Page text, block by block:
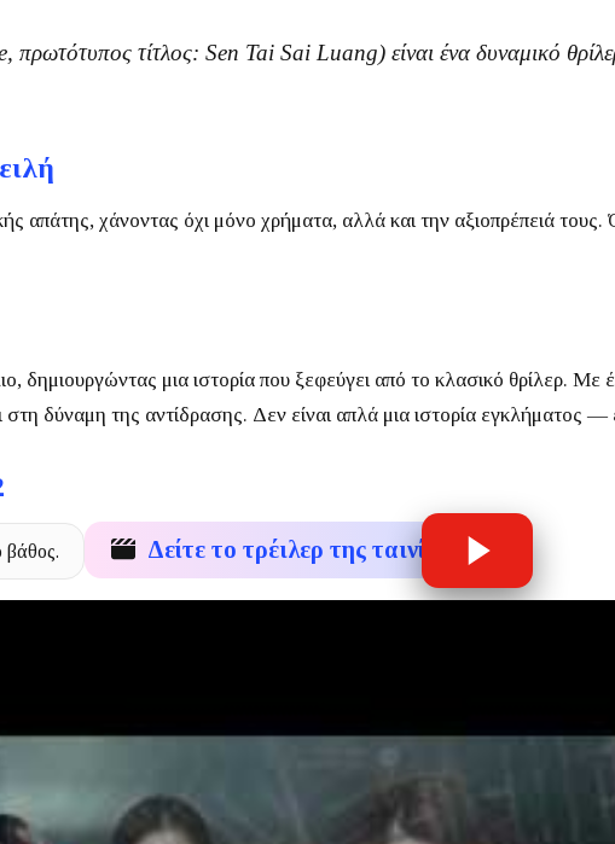
, πρωτότυπος τίτλος: Sen Tai Sai Luang) είναι ένα δυναμικό
απάτης, χάνοντας όχι μόνο χρήματα, αλλά και την αξιοπρέπειά τους.
δημιουργώντας μια ιστορία που ξεφεύγει από το κλασικό θρίλερ. Με
στη δύναμη της αντίδρασης. Δεν είναι απλά μια ιστορία εγκλήματος —
βάθος. Δείτε το τρέιλερ της ταινίας